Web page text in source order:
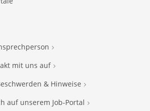
mit uns auf
& Hinweise
auf unserem Job-Portal